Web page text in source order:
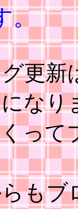
。
更新
なり
って
もブ